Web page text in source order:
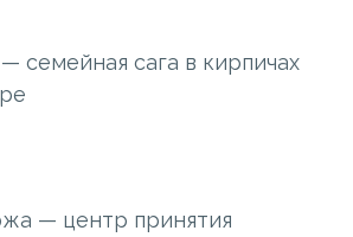
семейная сага в кирпичах
— центр принятия